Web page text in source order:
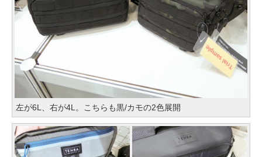
左が6L、右が4L。こちらも黒/カモの2色展開